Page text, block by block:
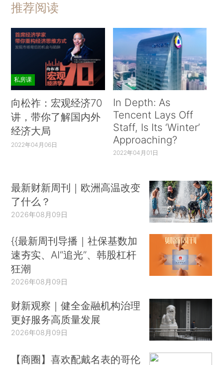
推荐阅读
私房课
向松祚：宏观经济70
讲，带你了解国内外
经济大局
2022年04月06日
In Depth: As
Tencent Lays Off
Staff, Is Its ‘Winter’
Approaching?
2022年04月01日
最新财新周刊｜欧洲高温改变
了什么？
2026年08月09日
{{最新周刊导播｜社保基数加
速夯实、AI“追光”、韩股杠杆
狂潮
2026年08月09日
财新观察｜健全金融机构治理
更好服务高质量发展
2026年08月09日
【商圈】喜欢配戴名表的哥伦